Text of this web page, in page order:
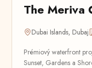
The Meriva
Dubai Islands, Dubaj
Prémiový waterfront
Sunset, Gardens a